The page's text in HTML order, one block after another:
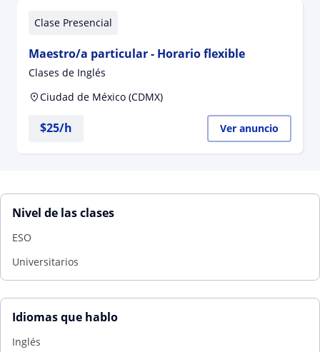
Clase Presencial
Maestro/a particular - Horario flexible
Clases de Inglés
Ciudad de México (CDMX)
$25/h Ver anuncio
Nivel de las clases
ESO
Universitarios
Idiomas que hablo
Inglés